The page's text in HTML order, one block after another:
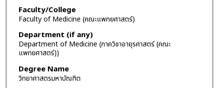
Faculty/College
Faculty of Medicine (คณะแพทยศาสตร์)
Department (if any)
Department of Medicine (ภาควิชาอายุรศาสตร์ (คณะ
แพทยศาสตร์))
Degree Name
วิทยาศาสตรมหาบัณฑิต